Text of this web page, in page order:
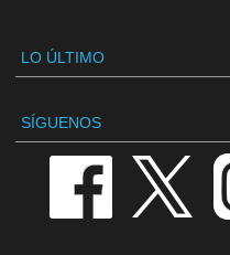
LO ÚLTIMO
SÍGUENOS